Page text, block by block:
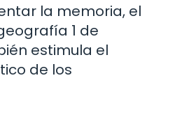
la memoria, el
1 de
estimula el
de los